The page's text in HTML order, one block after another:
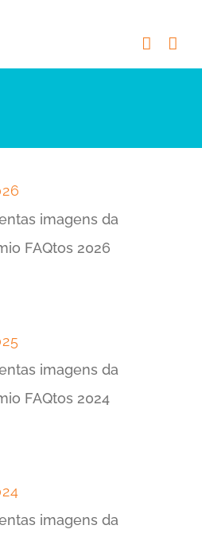
imagens da
FAQtos 2026
imagens da
FAQtos 2024
imagens da